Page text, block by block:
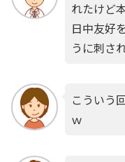
れたけど
日中友好
うに刺さ
こういう
ｗ